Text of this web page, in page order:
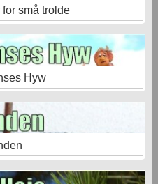
små trolde
Hyw